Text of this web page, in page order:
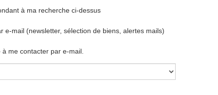
à ma recherche ci-dessus
e-mail (newsletter, sélection de biens, alertes mails)
me contacter par e-mail.